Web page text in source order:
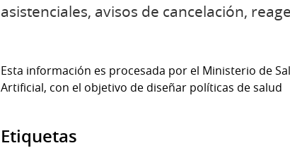
asistenciales, avisos de cancelación,
Esta información es procesada por el Ministerio de
Artificial, con el objetivo de diseñar políticas de salud
Etiquetas